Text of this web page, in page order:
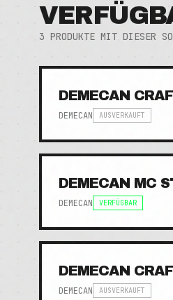
3 PRODUKTE MIT DIESER
DEMECAN
DEMECAN AUSVERKAUFT
DEMECAN MC
DEMECAN VERFÜGBAR
DEMECAN
DEMECAN AUSVERKAUFT